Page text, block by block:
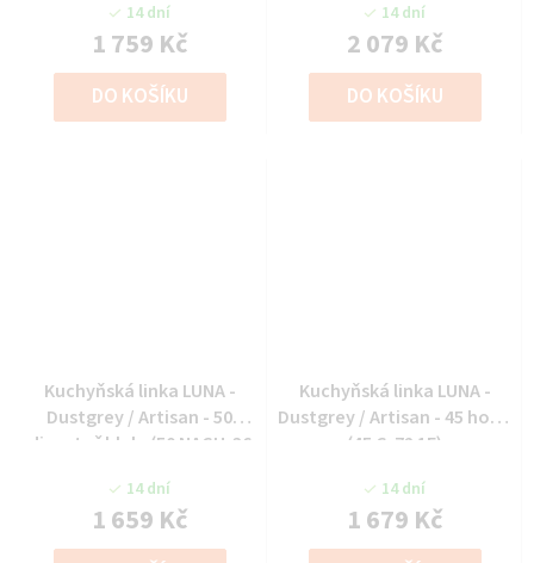
14 dní
1 759 Kč
DO KOŠÍKU
14 dní
2 079 Kč
DO KOŠÍKU
Kuchyňská linka LUNA -
Dustgrey / Artisan - 50
digestoř hlub. (50 NAGU-36
14 dní
1 659 Kč
Kuchyňská linka LUNA -
Dustgrey / Artisan - 45 horní
(45 G-72 1F)
14 dní
1 679 Kč